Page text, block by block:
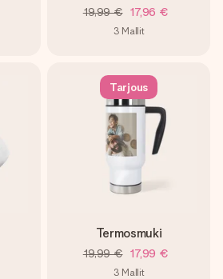
19,99 € 17,96 €
3 Mallit
Tarjous
Termosmuki
19,99 € 17,99 €
3 Mallit